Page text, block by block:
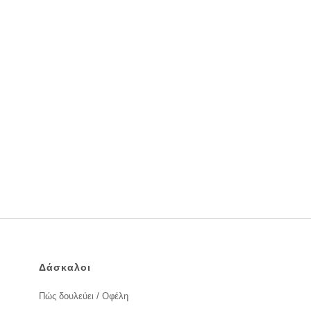
Δάσκαλοι
Πώς δουλεύει / Οφέλη